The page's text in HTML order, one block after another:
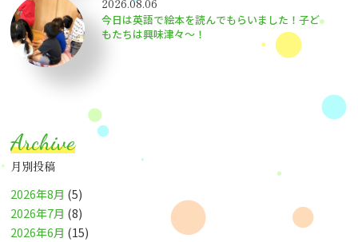
今日は英語で絵本を読んでもらいました！子ど
もたちは興味津々〜！
Archive
月別投稿
2026年8月 (5)
2026年7月 (8)
2026年6月 (15)